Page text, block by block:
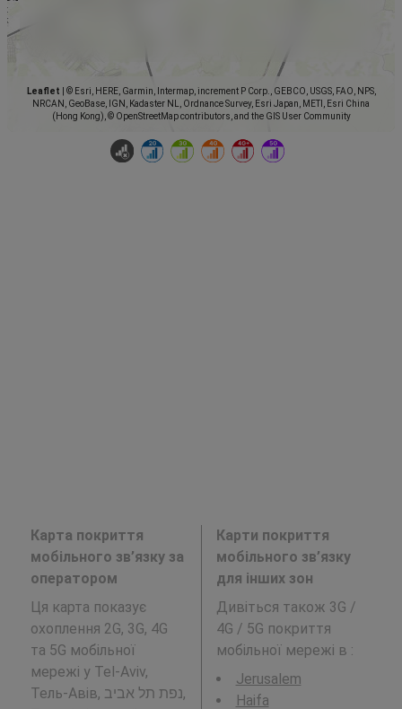
Leaflet
© Esri, HERE, Garmin, Intermap, increment P Corp., GEBCO, USGS, FAO, NPS,
NRCAN, GeoBase, IGN, Kadaster NL, Ordnance Survey, Esri Japan, METI, Esri China
(Hong Kong), © OpenStreetMap contributors, and the GIS User Community
Карта покриття
мобільного зв’язку за
оператором
Ця карта показує
охоплення 2G, 3G, 4G
та 5G мобільної
мережі у Tel-Aviv,
Тель-Авів, נפת תל אביב,
Карти покриття
мобільного зв’язку
для інших зон
Дивіться також 3G /
4G / 5G покриття
мобільної мережі в :
Jerusalem
Haifa